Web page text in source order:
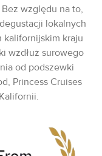
względu na to,
lokalnych
kalifornijskim kraju
wzdłuż surowego
od podszewki
Princess Cruises